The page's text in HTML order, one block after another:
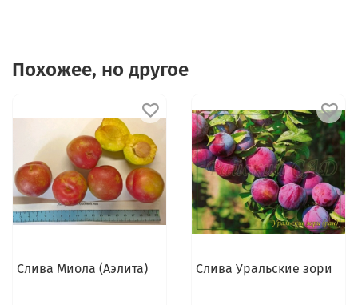
Похожее, но другое
Слива Миола (Аэлита) Слива Уральские зори